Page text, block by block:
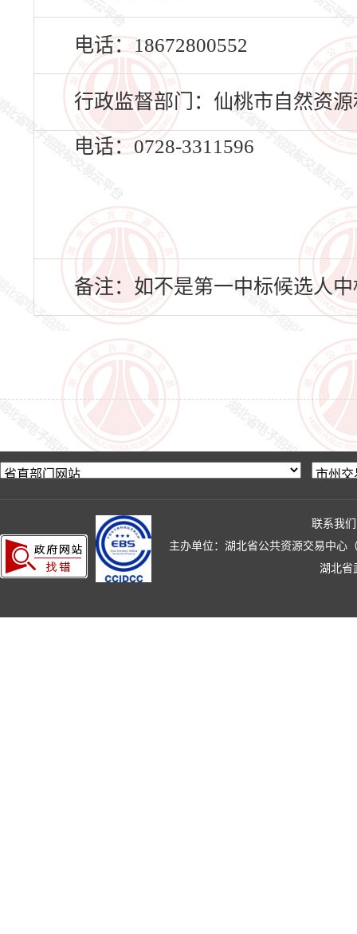
电话：18672800552
行政监督部门：仙桃市自然资源
电话：0728-3311596
备注：如不是第一中标候选人中
联系我们
主办单位：湖北省公共资源交易中心
湖北省